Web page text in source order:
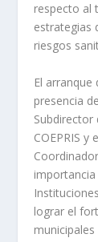
respecto al
estrategias
riesgos
El
presencia
Subdirector
COEPRIS y
lograr el